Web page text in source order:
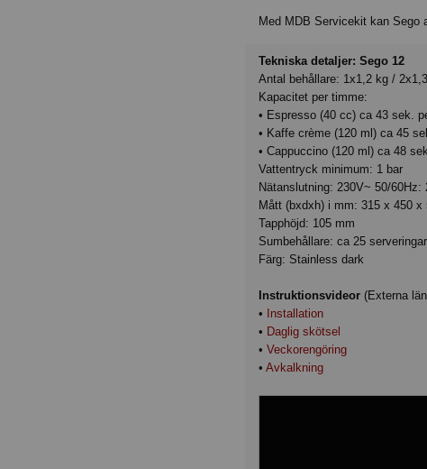
Med MDB Servicekit kan Sego
Tekniska detaljer: Sego 12
Antal behållare: 1x1,2 kg /
Kapacitet per timme:
• Espresso (40 cc) ca 43 sek.
• Kaffe crème (120 ml) ca 45
• Cappuccino (120 ml) ca 48
Vattentryck minimum: 1 bar
Nätanslutning: 230V~ 50/60Hz:
Mått (bxdxh) i mm: 315 x 450 x
Tapphöjd: 105 mm
Sumbehållare: ca 25 serveringar
Färg: Stainless dark
Instruktionsvideor (Externa
•
Installation
• Daglig skötsel
• Veckorengöring
• Avkalkning